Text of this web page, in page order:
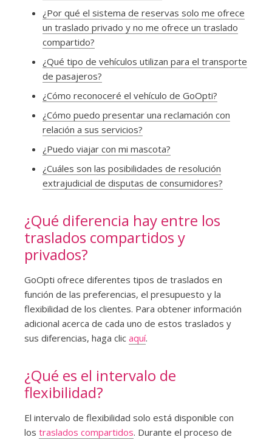
¿Por qué el sistema de reservas solo me ofrece
un traslado privado y no me ofrece un traslado
compartido?
¿Qué tipo de vehículos utilizan para el transporte
de pasajeros?
¿Cómo reconoceré el vehículo de GoOpti?
¿Cómo puedo presentar una reclamación con
relación a sus servicios?
¿Puedo viajar con mi mascota?
¿Cuáles son las posibilidades de resolución
extrajudicial de disputas de consumidores?
¿Qué diferencia hay entre los
traslados compartidos y
privados?
GoOpti ofrece diferentes tipos de traslados en
función de las preferencias, el presupuesto y la
flexibilidad de los clientes. Para obtener información
adicional acerca de cada uno de estos traslados y
sus diferencias, haga clic aquí.
¿Qué es el intervalo de
flexibilidad?
El intervalo de flexibilidad solo está disponible con
los traslados compartidos. Durante el proceso de